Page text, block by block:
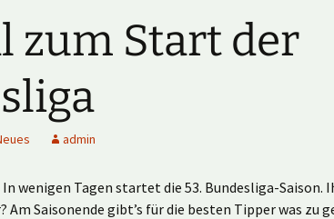
zum Start der
admin
wenigen Tagen startet die 53. Bundesliga-Saison.
Am Saisonende gibt’s für die besten Tipper was zu